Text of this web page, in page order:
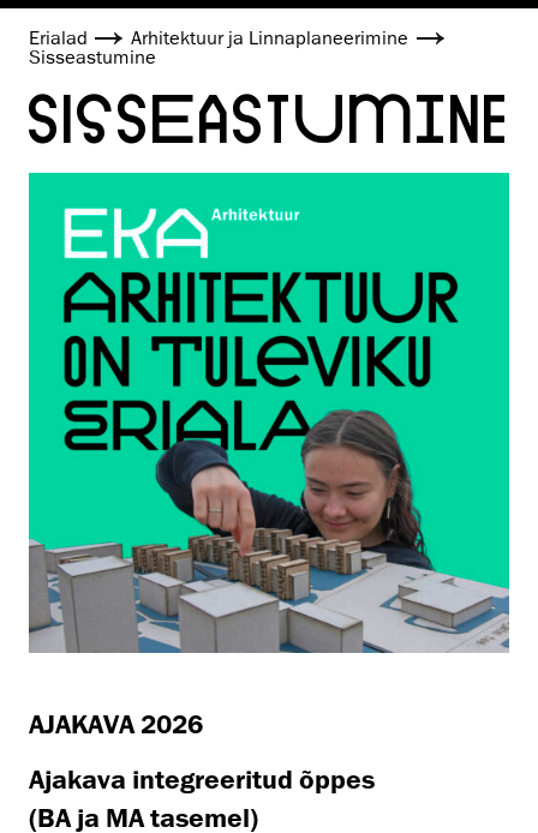
Erialad
Arhitektuur ja Linnaplaneerimine
Sisseastumine
SISSEASTUMINE
AJAKAVA 2026
Ajakava integreeritud õppes
(BA ja MA tasemel)